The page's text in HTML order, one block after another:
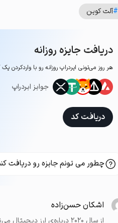
#آلت کوین
دریافت جایزه روزانه
هر روز می‌تونی ایردراپ روزانه رو با وارد‌کردن
جوایز ایردراپ
دریافت کد
چطور می تونم جایزه رو دریافت
اشکان حسن‌زاده